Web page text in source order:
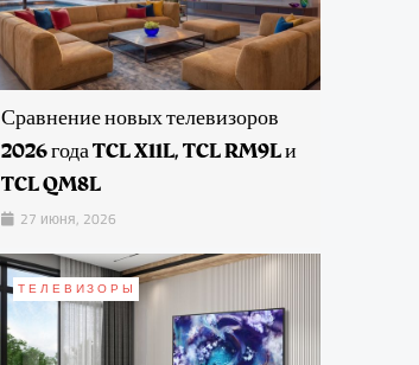
Сравнение новых телевизоров
2026 года TCL X11L, TCL RM9L и
TCL QM8L
27 июня, 2026
ТЕЛЕВИЗОРЫ